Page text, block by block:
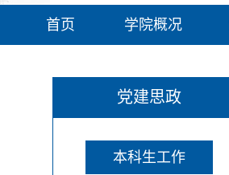
首页 学院概况
党建思政
本科生工作